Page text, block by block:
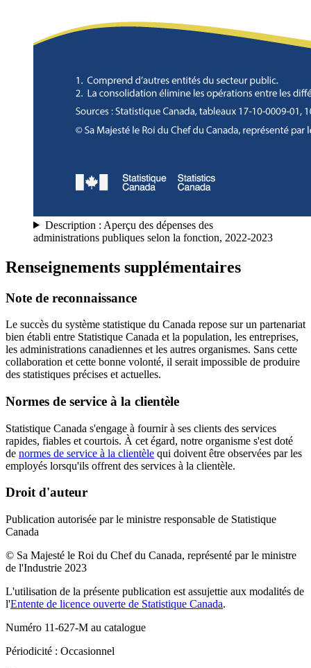
Description : Aperçu des dépenses des
administrations publiques selon la fonction, 2022-2023
Renseignements supplémentaires
Note de reconnaissance
Le succès du système statistique du Canada repose sur un partenariat
bien établi entre Statistique Canada et la population, les entreprises,
les administrations canadiennes et les autres organismes. Sans cette
collaboration et cette bonne volonté, il serait impossible de produire
des statistiques précises et actuelles.
Normes de service à la clientèle
Statistique Canada s'engage à fournir à ses clients des services
rapides, fiables et courtois. À cet égard, notre organisme s'est doté
de normes de service à la clientèle qui doivent être observées par les
employés lorsqu'ils offrent des services à la clientèle.
Droit d'auteur
Publication autorisée par le ministre responsable de Statistique
Canada
© Sa Majesté le Roi du Chef du Canada, représenté par le ministre
de l'Industrie 2023
L'utilisation de la présente publication est assujettie aux modalités de
l'Entente de licence ouverte de Statistique Canada.
Numéro 11-627-M au catalogue
Périodicité : Occasionnel